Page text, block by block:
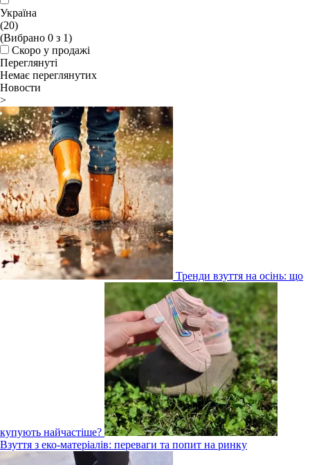
Україна
(20)
(Вибрано 0 з 1)
Скоро у продажі
Переглянуті
Немає переглянутих
Новости
>
Тренди взуття на осінь: що
купують найчастіше?
Взуття з еко-матеріалів: переваги та попит на ринку